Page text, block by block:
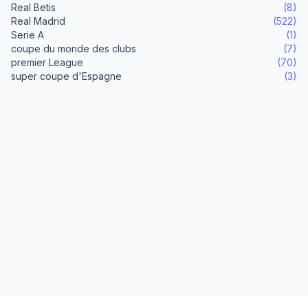
Real Betis
(8)
Real Madrid
(522)
Serie A
(1)
coupe du monde des clubs
(7)
premier League
(70)
super coupe d'Espagne
(3)